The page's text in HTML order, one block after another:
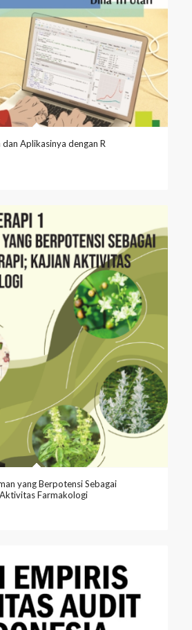
Aplikasinya dengan R
yang Berpotensi Sebagai
Farmakologi